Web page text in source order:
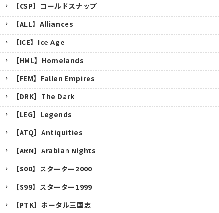
【CSP】コールドスナップ
【ALL】Alliances
【ICE】Ice Age
【HML】Homelands
【FEM】Fallen Empires
【DRK】The Dark
【LEG】Legends
【ATQ】Antiquities
【ARN】Arabian Nights
【S00】スターター2000
【S99】スターター1999
【PTK】ポータル三国志